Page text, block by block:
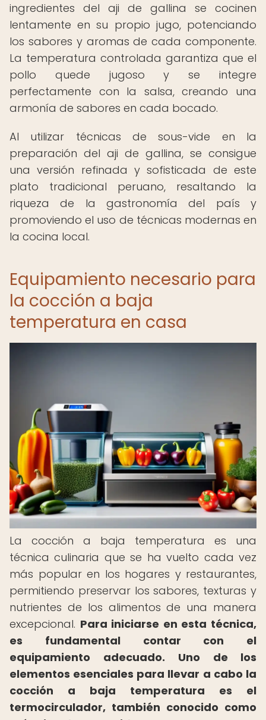
ingredientes del aji de gallina se cocinen
lentamente en su propio jugo, potenciando
los sabores y aromas de cada componente.
La temperatura controlada garantiza que el
pollo quede jugoso y se integre
perfectamente con la salsa, creando una
armonía de sabores en cada bocado.
Al utilizar técnicas de sous-vide en la
preparación del aji de gallina, se consigue
una versión refinada y sofisticada de este
plato tradicional peruano, resaltando la
riqueza de la gastronomía del país y
promoviendo el uso de técnicas modernas en
la cocina local.
Equipamiento necesario para
la cocción a baja
temperatura en casa
La cocción a baja temperatura es una
técnica culinaria que se ha vuelto cada vez
más popular en los hogares y restaurantes,
permitiendo preservar los sabores, texturas y
nutrientes de los alimentos de una manera
excepcional. Para iniciarse en esta técnica,
es fundamental contar con el
equipamiento adecuado.
Uno de los
elementos esenciales para llevar a cabo la
cocción a baja temperatura es el
termocirculador, también conocido como